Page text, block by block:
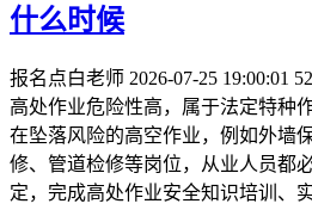
什么时候
报名点白老师 2026-07-25 19:00:01 52
高处作业危险性高，属于法定特种
在坠落风险的高空作业，例如外墙
修、管道检修等岗位，从业人员都
定，完成高处作业安全知识培训、